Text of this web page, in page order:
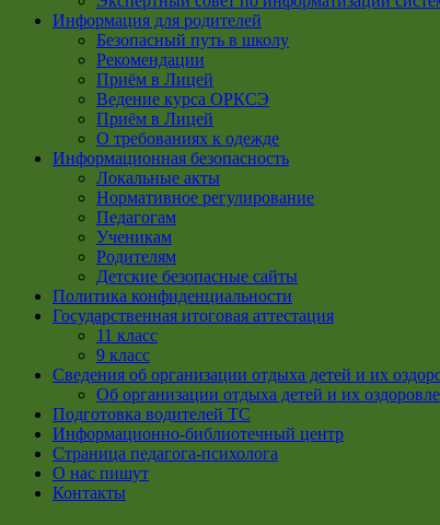
Информация для родителей
Безопасный путь в школу
Рекомендации
Приём в Лицей
Ведение курса ОРКСЭ
Приём в Лицей
О требованиях к одежде
Информационная безопасность
Локальные акты
Нормативное регулирование
Педагогам
Ученикам
Родителям
Детские безопасные сайты
Политика конфиденциальности
Государственная итоговая аттестация
11 класс
9 класс
Сведения об организации отдыха детей и их
Об организации отдыха детей и их
Подготовка водителей ТС
Информационно-библиотечный центр
Страница педагога-психолога
О нас пишут
Контакты